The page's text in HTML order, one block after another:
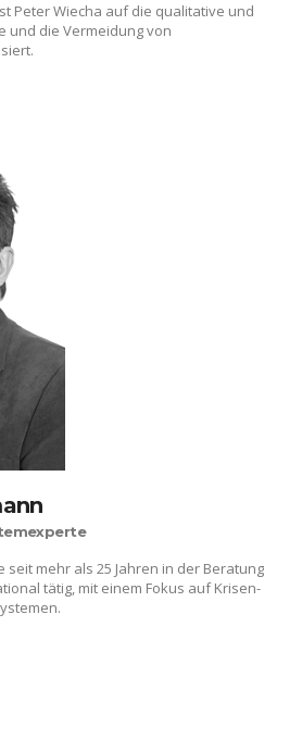
Peter Wiecha auf die qualitative und
und die Vermeidung von
mehr als 25 Jahren in der Beratung
tätig, mit einem Fokus auf Krisen-